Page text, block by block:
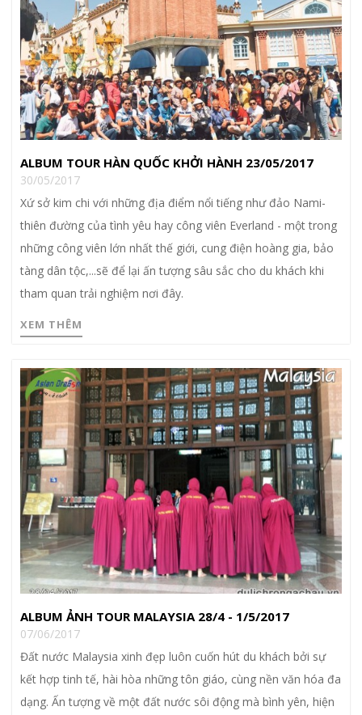
ALBUM TOUR HÀN QUỐC KHỞI HÀNH 23/05/2017
30/05/2017
Xứ sở kim chi với những địa điểm nổi tiếng như đảo Nami-
thiên đường của tình yêu hay công viên Everland - một trong
những công viên lớn nhất thế giới, cung điện hoàng gia, bảo
tàng dân tộc,...sẽ để lại ấn tượng sâu sắc cho du khách khi
tham quan trải nghiệm nơi đây.
XEM THÊM
ALBUM ẢNH TOUR MALAYSIA 28/4 - 1/5/2017
07/06/2017
Đất nước Malaysia xinh đẹp luôn cuốn hút du khách bởi sự
kết hợp tinh tế, hài hòa những tôn giáo, cùng nền văn hóa đa
dạng. Ấn tượng về một đất nước sôi động mà bình yên, hiện